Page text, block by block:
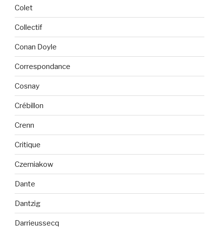
Colet
Collectif
Conan Doyle
Correspondance
Cosnay
Crébillon
Crenn
Critique
Czerniakow
Dante
Dantzig
Darrieussecq